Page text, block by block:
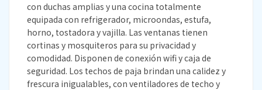
con duchas amplias y una cocina totalmente
equipada con refrigerador, microondas, estufa,
horno, tostadora y vajilla. Las ventanas tienen
cortinas y mosquiteros para su privacidad y
comodidad. Disponen de conexión wifi y caja de
seguridad. Los techos de paja brindan una calidez y
frescura inigualables, con ventiladores de techo y